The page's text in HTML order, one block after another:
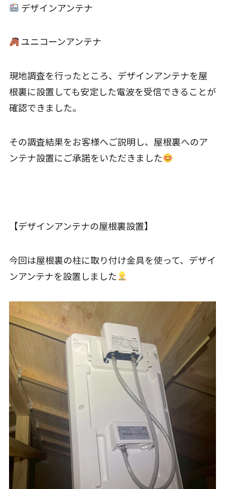
デザインアンテナ
ユニコーンアンテナ
現地調査を行ったところ、デザインアンテナを屋
根裏に設置しても安定した電波を受信できることが
確認できました。
その調査結果をお客様へご説明し、屋根裏へのア
ンテナ設置にご承諾をいただきました
【デザインアンテナの屋根裏設置】
今回は屋根裏の柱に取り付け金具を使って、デザイ
ンアンテナを設置しました